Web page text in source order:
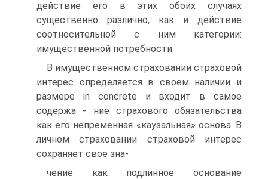
действие его в этих обоих случаях
существенно различно, как и действие
соотносительной с ним категории:
имущественной потребности.
В имущественном страховании страховой
интерес определяется в своем наличии и
размере in concrete и входит в самое
содержа - ние страхового обязательства
как его непременная «каузальная» основа. В
личном страховании страховой интерес
сохраняет свое зна-
чение как подлинное основание